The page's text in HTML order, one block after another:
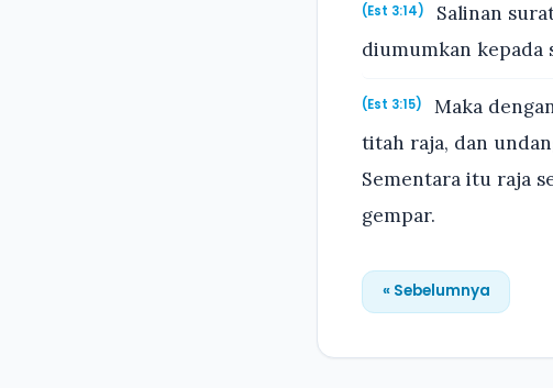
(Est 3:14)
Salinan
diumumkan kepada
(Est 3:15)
Maka
titah raja, dan
Sementara itu raja
gempar.
« Sebelumnya